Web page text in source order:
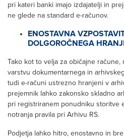
pri kateri banki imajo izdajatelji in
ne glede na standard e-računov.
ENOSTAVNA
DOLGOROČNEGA
Tako kot to velja za običajne
varstvu dokumentarnega in
tudi e-računi ustrezno hranjeni v
prejemnik lahko zakonsko skladno
pri registriranem ponudniku storitve
notranja pravila pri Arhivu RS.
Podjetja lahko hitro, enostavno in